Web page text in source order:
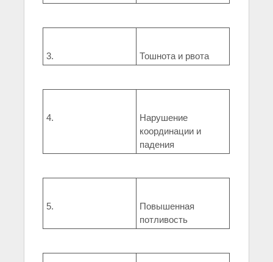
3. Тошнота и рвота
4.
Нарушение
координации и
падения
5.
Повышенная
потливость